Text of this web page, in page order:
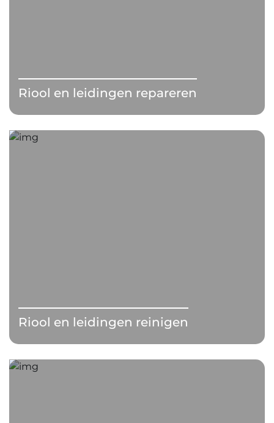
Riool en leidingen repareren
Riool en leidingen reinigen